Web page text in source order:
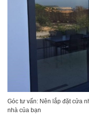
Góc tư vấn: Nên lắp đặt cửa
nhà của bạn